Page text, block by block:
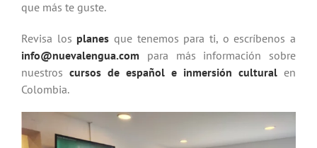
que más te guste.
Revisa los planes que tenemos para ti, o escríbenos a
info@nuevalengua.com para más información sobre
nuestros cursos de español e inmersión cultural en
Colombia.